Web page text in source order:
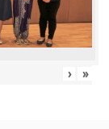
› »